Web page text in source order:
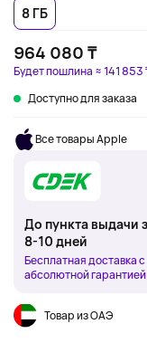
8 ГБ
964 080 ₸
Доступно для заказа
Будет пошлина ≈141 853
Все товары Apple
До пункта выдачи
8-10 дней
Бесплатная доставка с
абсолютной гарантией
Товар из ОАЭ